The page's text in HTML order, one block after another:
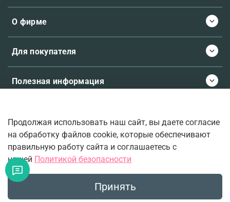
О фирме
Для покупателя
Полезная информация
© 2026 Molecule.ee. Все права защищены
Ваш верный проводник во вселенную ароматов.
Продолжая использовать наш сайт, вы даете согласие
на обработку файлов cookie, которые обеспечивают
правильную работу сайта и соглашаетесь с
нашей Политикой безопасности
Принять